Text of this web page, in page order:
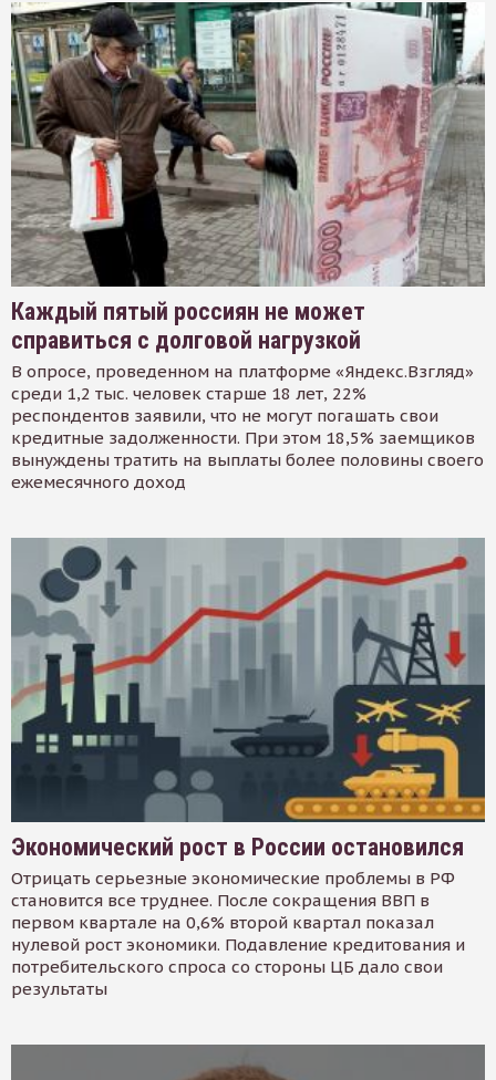
Каждый пятый россиян не может
справиться с долговой нагрузкой
В опросе, проведенном на платформе «Яндекс.Взгляд»
среди 1,2 тыс. человек старше 18 лет, 22%
респондентов заявили, что не могут погашать свои
кредитные задолженности. При этом 18,5% заемщиков
вынуждены тратить на выплаты более половины своего
ежемесячного доход
Экономический рост в России остановился
Отрицать серьезные экономические проблемы в РФ
становится все труднее. После сокращения ВВП в
первом квартале на 0,6% второй квартал показал
нулевой рост экономики. Подавление кредитования и
потребительского спроса со стороны ЦБ дало свои
результаты